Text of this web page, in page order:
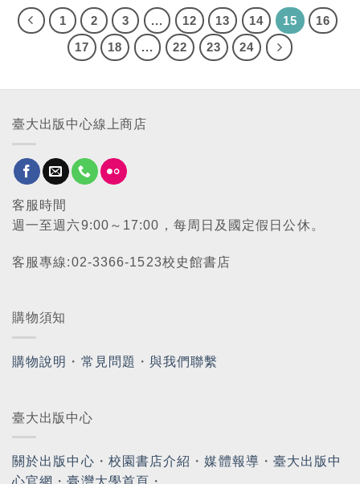
1 2 3 ... 12 13 14 15
16
17
18 ... 22 23 24
臺大出版中心線上商店
客服時間
週一至週六9:00～17:00，每周日及國定假日公休。
客服專線:02-3366-1523校史館書店
購物須知
購物說明 ・ 常見問題 ・與我們聯繫
臺大出版中心
關於出版中心 ・ 校園書店介紹 ・媒體報導 ・ 臺大出版中